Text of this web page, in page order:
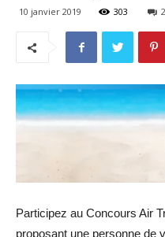
10 janvier 2019 303 2
Participez au Concours Air
proposant une personne de